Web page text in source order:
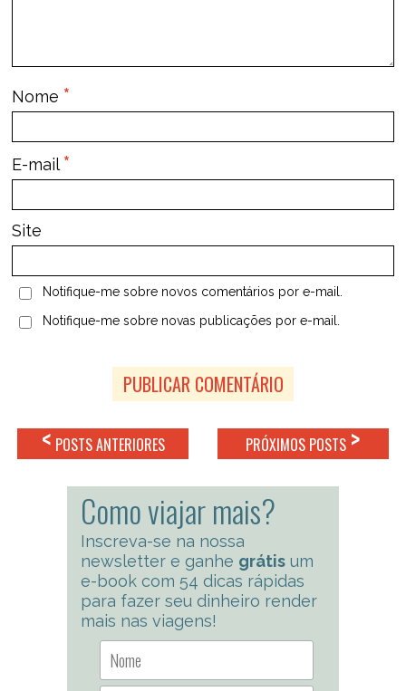
Nome *
E-mail *
Site
Notifique-me sobre novos comentários por e-mail.
Notifique-me sobre novas publicações por e-mail.
< POSTS ANTERIORES PRÓXIMOS POSTS>
Como viajar mais?
Inscreva-se na nossa
newsletter e ganhe grátis um
e-book com 54 dicas rápidas
para fazer seu dinheiro render
mais nas viagens!